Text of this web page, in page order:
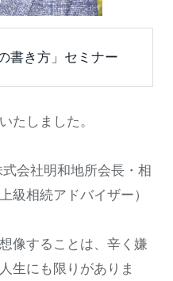
書き方」セミナー
たしました。
会社明和地所会長・相
級相続アドバイザー）
像することは、辛く嫌
生にも限りがありま